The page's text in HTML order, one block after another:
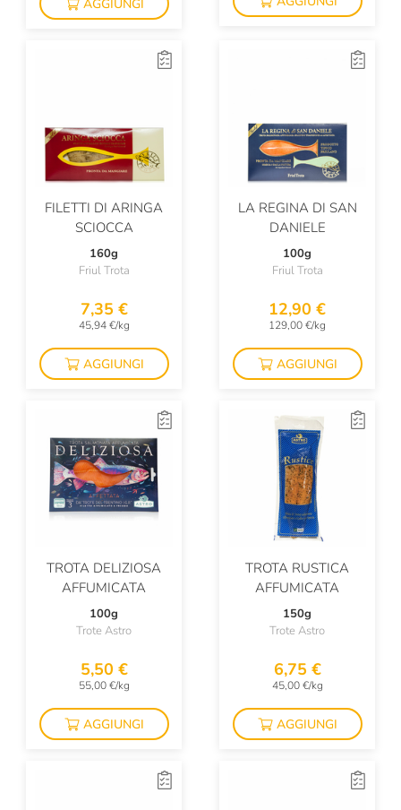
AGGIUNGI
FILETTI DI ARINGA
SCIOCCA
160g
Friul Trota
7,35 €
45,94 €/kg
AGGIUNGI
LA REGINA DI SAN
DANIELE
100g
Friul Trota
12,90 €
129,00 €/kg
AGGIUNGI
TROTA DELIZIOSA
AFFUMICATA
100g
Trote Astro
5,50 €
55,00 €/kg
AGGIUNGI
TROTA RUSTICA
AFFUMICATA
150g
Trote Astro
6,75 €
45,00 €/kg
AGGIUNGI